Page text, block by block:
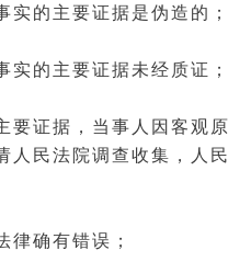
实的主要证据是伪造的；
实的主要证据未经质证；
要证据，当事人因客观原
人民法院调查收集，人民
律确有错误；